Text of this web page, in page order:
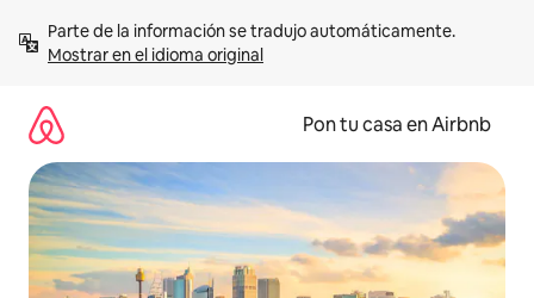
contenidoMostrar en el idioma original
Pon tu casa en Airbnb